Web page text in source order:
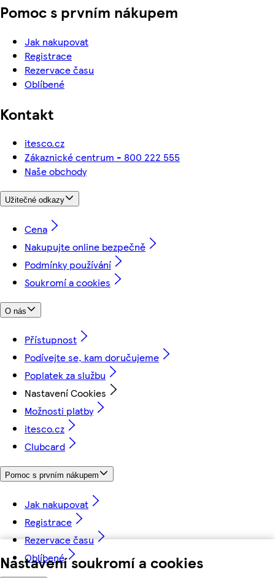
Nastavení soukromí a cookies
Pomoc s prvním nákupem
Jak nakupovat
Registrace
Rezervace času
Oblíbené
Kontakt
itesco.cz
Zákaznické centrum - 800 222 555
Naše obchody
Užitečné odkazy
Cena
Nakupujte online bezpečně
Podmínky používání
Soukromí a cookies
O nás
Přístupnost
Podívejte se, kam doručujeme
Poplatek za službu
Nastavení Cookies
Možnosti platby
itesco.cz
Clubcard
Pomoc s prvním nákupem
Jak nakupovat
Registrace
Rezervace času
Oblíbené